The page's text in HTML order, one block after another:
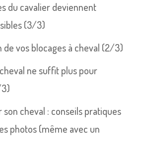
du cavalier deviennent
(3/3)
de vos blocages à cheval (2/3)
ne suffit plus pour
cheval : conseils pratiques
photos (même avec un